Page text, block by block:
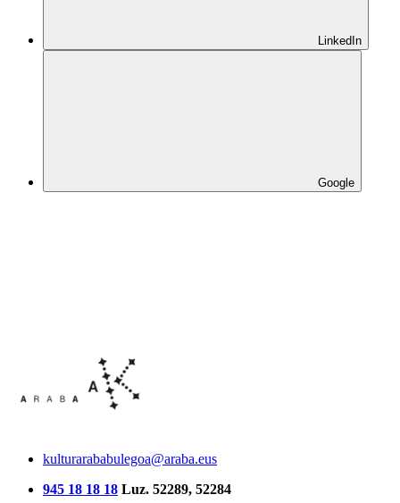
LinkedIn
Google
kulturarababulegoa@araba.eus
945 18 18 18 Luz. 52289, 52284